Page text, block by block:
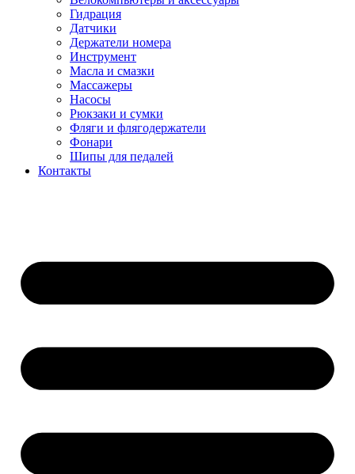
Гидрация
Датчики
Держатели номера
Инструмент
Масла и смазки
Массажеры
Насосы
Рюкзаки и сумки
Фляги и флягодержатели
Фонари
Шипы для педалей
Контакты